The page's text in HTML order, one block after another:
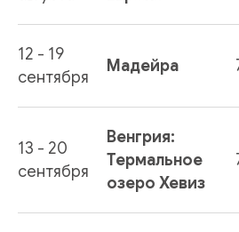
12 - 19
сентября
Мадейра
13 - 20
сентября
Венгрия:
Термальное
озеро Хевиз